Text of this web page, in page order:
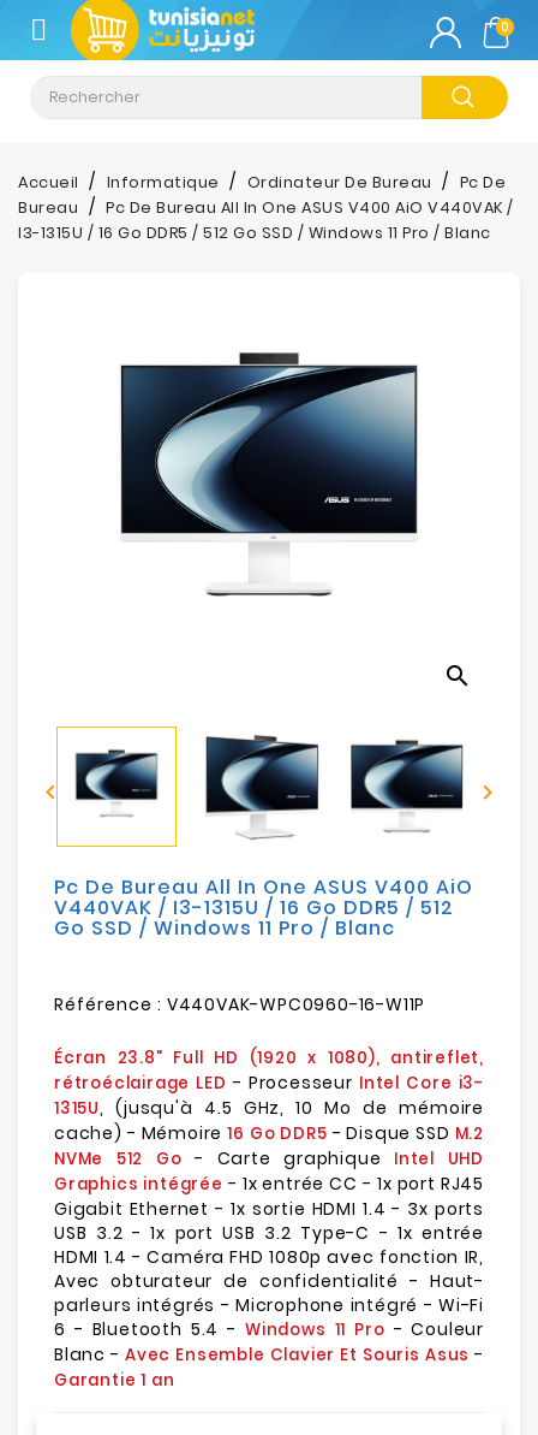
CATÉGORIE
Climatisation
Informatique
Téléphonie
Sécurité
Mobilités
Loisirs
0
Accueil Informatique Ordinateur De Bureau
Pc De
Bureau
Pc De Bureau All In One ASUS V400 AiO V440VAK /
I3-1315U / 16 Go DDR5 / 512 Go SSD / Windows 11 Pro / Blanc
search
 
Pc De Bureau All In One ASUS V400 AiO
V440VAK / I3-1315U / 16 Go DDR5 / 512
Go SSD / Windows 11 Pro / Blanc
Référence : V440VAK-WPC0960-16-W11P
Écran 23.8" Full HD (1920 x 1080), antireflet,
rétroéclairage LED - Processeur Intel Core i3-
1315U, (jusqu'à 4.5 GHz, 10 Mo de mémoire
cache) - Mémoire16 Go DDR5 - Disque SSD M.2
NVMe 512 Go - Carte graphique Intel UHD
Graphics intégrée - 1x entrée CC - 1x port RJ45
Gigabit Ethernet - 1x sortie HDMI 1.4 - 3x ports
USB 3.2 - 1x port USB 3.2 Type-C - 1x entrée
HDMI 1.4 - Caméra FHD 1080p avec fonction IR,
Avec obturateur de confidentialité - Haut-
parleurs intégrés - Microphone intégré - Wi-Fi
6 - Bluetooth 5.4 - Windows 11 Pro - Couleur
Blanc - Avec Ensemble Clavier Et Souris Asus -
Garantie 1 an